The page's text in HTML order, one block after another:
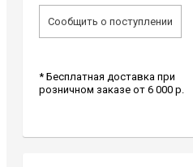
Сообщить о поступлении
* Бесплатная доставка при
розничном заказе от 6 000 р.